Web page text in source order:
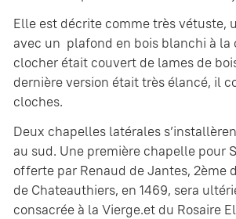
Elle est décrite comme très vétuste,
avec un plafond en bois blanchi à la
clocher était couvert de lames de
dernière version était très élancé, il
cloches.
Deux chapelles latérales
au sud. Une première chapelle pour
offerte par Renaud de Jantes, 2ème
de Chateauthiers, en 1469, sera
consacrée à la Vierge.et du Rosaire